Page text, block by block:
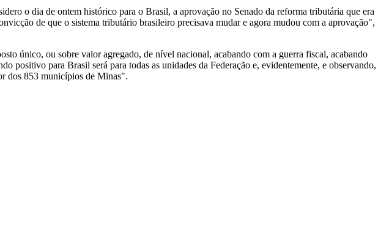
o dia de ontem histórico para o Brasil, a aprovação no Senado da reforma tributária que era
de que o sistema tributário brasileiro precisava mudar e agora mudou com a aprovação",
único, ou sobre valor agregado, de nível nacional, acabando com a guerra fiscal, acabando
para Brasil será para todas as unidades da Federação e, evidentemente, e observando,
dos 853 municípios de Minas".